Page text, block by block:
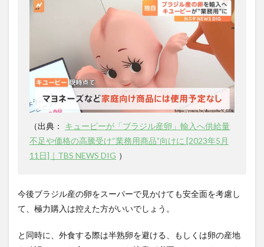
（出典：
キューピーが「ブラジル産卵」輸入へ供給量
不足や価格の高騰受け“業務用商品”向けに [2023年5月
11日]｜TBS NEWS DIG ）
今後ブラジル産の卵をスーパーで見かけても安全面を考慮し
て、極力購入は控えた方がいいでしょう。
と同時に、外食する際は半熟卵を避ける、もしくは卵の産地